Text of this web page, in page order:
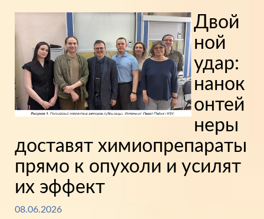
Двой
ной
удар:
нанок
онтей
неры
доставят химиопрепараты
прямо к опухоли и усилят
их эффект
08.06.2026